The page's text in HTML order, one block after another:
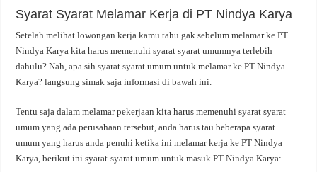
Syarat Syarat Melamar Kerja di PT Nindya Karya
Setelah melihat lowongan kerja kamu tahu gak sebelum melamar ke PT
Nindya Karya kita harus memenuhi syarat syarat umumnya terlebih
dahulu? Nah, apa sih syarat syarat umum untuk melamar ke PT Nindya
Karya? langsung simak saja informasi di bawah ini.
Tentu saja dalam melamar pekerjaan kita harus memenuhi syarat syarat
umum yang ada perusahaan tersebut, anda harus tau beberapa syarat
umum yang harus anda penuhi ketika ini melamar kerja ke PT Nindya
Karya, berikut ini syarat-syarat umum untuk masuk PT Nindya Karya: